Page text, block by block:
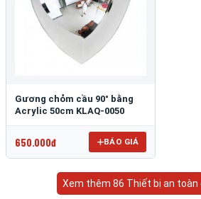
Gương chỏm cầu 90° bằng
Acrylic 50cm KLAQ-0050
650.000đ BÁO GIÁ
Xem thêm 86 Thiết bị an toàn